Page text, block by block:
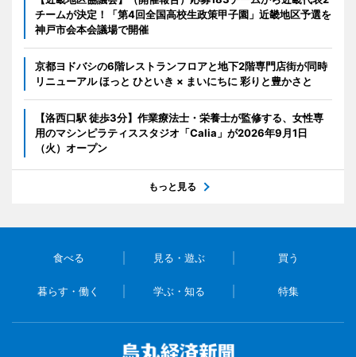
チームが決定！「第4回全国高校生政策甲子園」近畿地区予選を
神戸市会本会議場で開催
京都ヨドバシの6階レストランフロアと地下2階専門店街が同時
リニューアル ほっと ひといき × まいにちに 彩りと豊かさと
【洛西口駅 徒歩3分】作業療法士・栄養士が監修する、女性専
用のマシンピラティススタジオ「Calia」が2026年9月1日
（火）オープン
もっと見る
食べる 見る・遊ぶ 買う
暮らす・働く 学ぶ・知る 特集